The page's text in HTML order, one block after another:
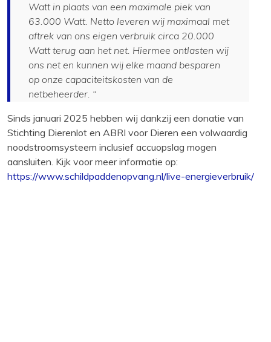
Watt in plaats van een maximale piek van
63.000 Watt. Netto leveren wij maximaal met
aftrek van ons eigen verbruik circa 20.000
Watt terug aan het net. Hiermee ontlasten wij
ons net en kunnen wij elke maand besparen
op onze capaciteitskosten van de
netbeheerder. “
Sinds januari 2025 hebben wij dankzij een donatie van
Stichting Dierenlot en ABRI voor Dieren een volwaardig
noodstroomsysteem inclusief accuopslag mogen
aansluiten. Kijk voor meer informatie op:
https://www.schildpaddenopvang.nl/live-energieverbruik/